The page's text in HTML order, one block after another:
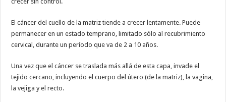
El cáncer del cuello de la matriz tiende a crecer lentamente. Puede
permanecer en un estado temprano, limitado sólo al recubrimiento
cervical, durante un período que va de 2 a 10 años.
Una vez que el cáncer se traslada más allá de esta capa, invade el
tejido cercano, incluyendo el cuerpo del útero (de la matriz), la vagina,
la vejiga y el recto.